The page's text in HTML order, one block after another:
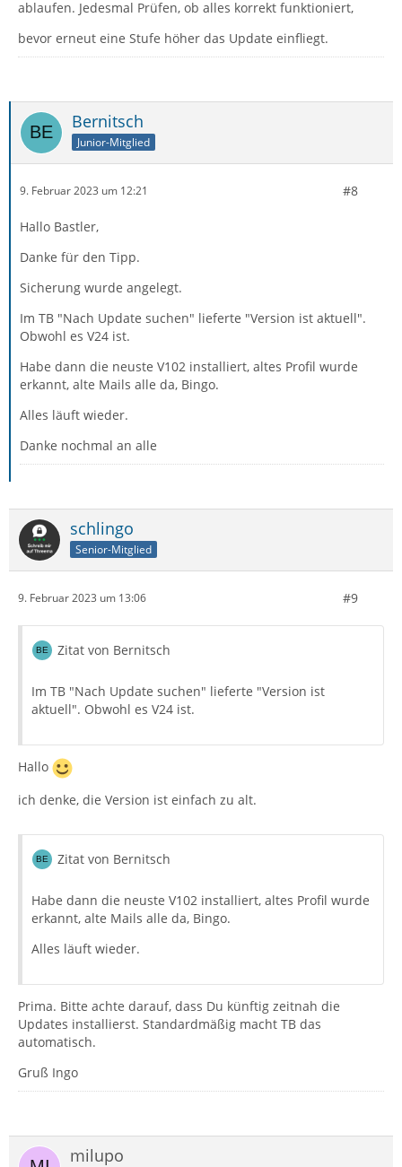
ablaufen. Jedesmal Prüfen, ob alles korrekt funktioniert,
bevor erneut eine Stufe höher das Update einfliegt.
Bernitsch
Junior-Mitglied
9. Februar 2023 um 12:21 #8
Hallo Bastler,
Danke für den Tipp.
Sicherung wurde angelegt.
Im TB "Nach Update suchen" lieferte "Version ist aktuell".
Obwohl es V24 ist.
Habe dann die neuste V102 installiert, altes Profil wurde
erkannt, alte Mails alle da, Bingo.
Alles läuft wieder.
Danke nochmal an alle
schlingo
Senior-Mitglied
9. Februar 2023 um 13:06 #9
Zitat von Bernitsch
Im TB "Nach Update suchen" lieferte "Version ist
aktuell". Obwohl es V24 ist.
Hallo
ich denke, die Version ist einfach zu alt.
Zitat von Bernitsch
Habe dann die neuste V102 installiert, altes Profil wurde
erkannt, alte Mails alle da, Bingo.
Alles läuft wieder.
Prima. Bitte achte darauf, dass Du künftig zeitnah die
Updates installierst. Standardmäßig macht TB das
automatisch.
Gruß Ingo
milupo